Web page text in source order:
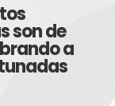
son de
a